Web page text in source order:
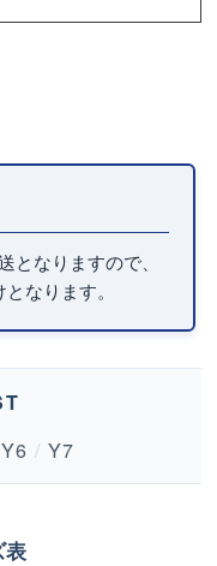
となりますので、
なります。
Y6 / Y7
表